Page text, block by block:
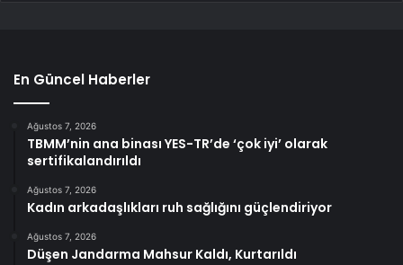
En Güncel Haberler
Ağustos 7, 2026
TBMM’nin ana binası YES-TR’de ‘çok iyi’ olarak
sertifikalandırıldı
Ağustos 7, 2026
Kadın arkadaşlıkları ruh sağlığını güçlendiriyor
Ağustos 7, 2026
Düşen Jandarma Mahsur Kaldı, Kurtarıldı